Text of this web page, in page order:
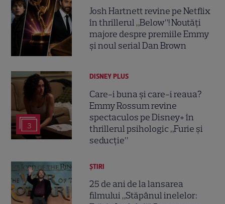
Josh Hartnett revine pe Netflix
în thrillerul „Below”! Noutăți
majore despre premiile Emmy
și noul serial Dan Brown
3
DISNEY PLUS
Care-i buna și care-i reaua?
Emmy Rossum revine
spectaculos pe Disney+ în
thrillerul psihologic „Furie și
seducție”
ȘTIRI
25 de ani de la lansarea
filmului „Stăpânul inelelor: